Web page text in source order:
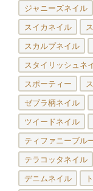
ジャニーズネイル
スイカネイル
スカルプネイル
スタイリッシュネ
スポーティー
ゼブラ柄ネイル
ツイードネイル
ティファニーブル
テラコッタネイル
デニムネイル